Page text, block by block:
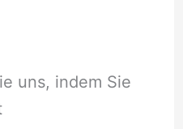
uns, indem Sie